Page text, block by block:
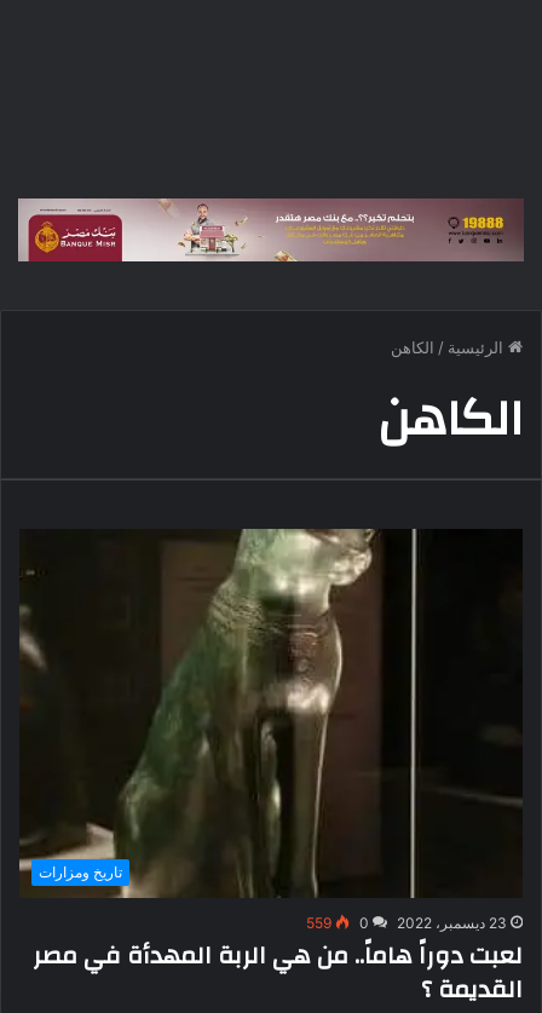
الرئيسية / الكاهن
الكاهن
تاريخ ومزارات
23 ديسمبر، 2022 0
559
لعبت دوراً هاماً.. من هي الربة المهدأة في مصر
القديمة ؟